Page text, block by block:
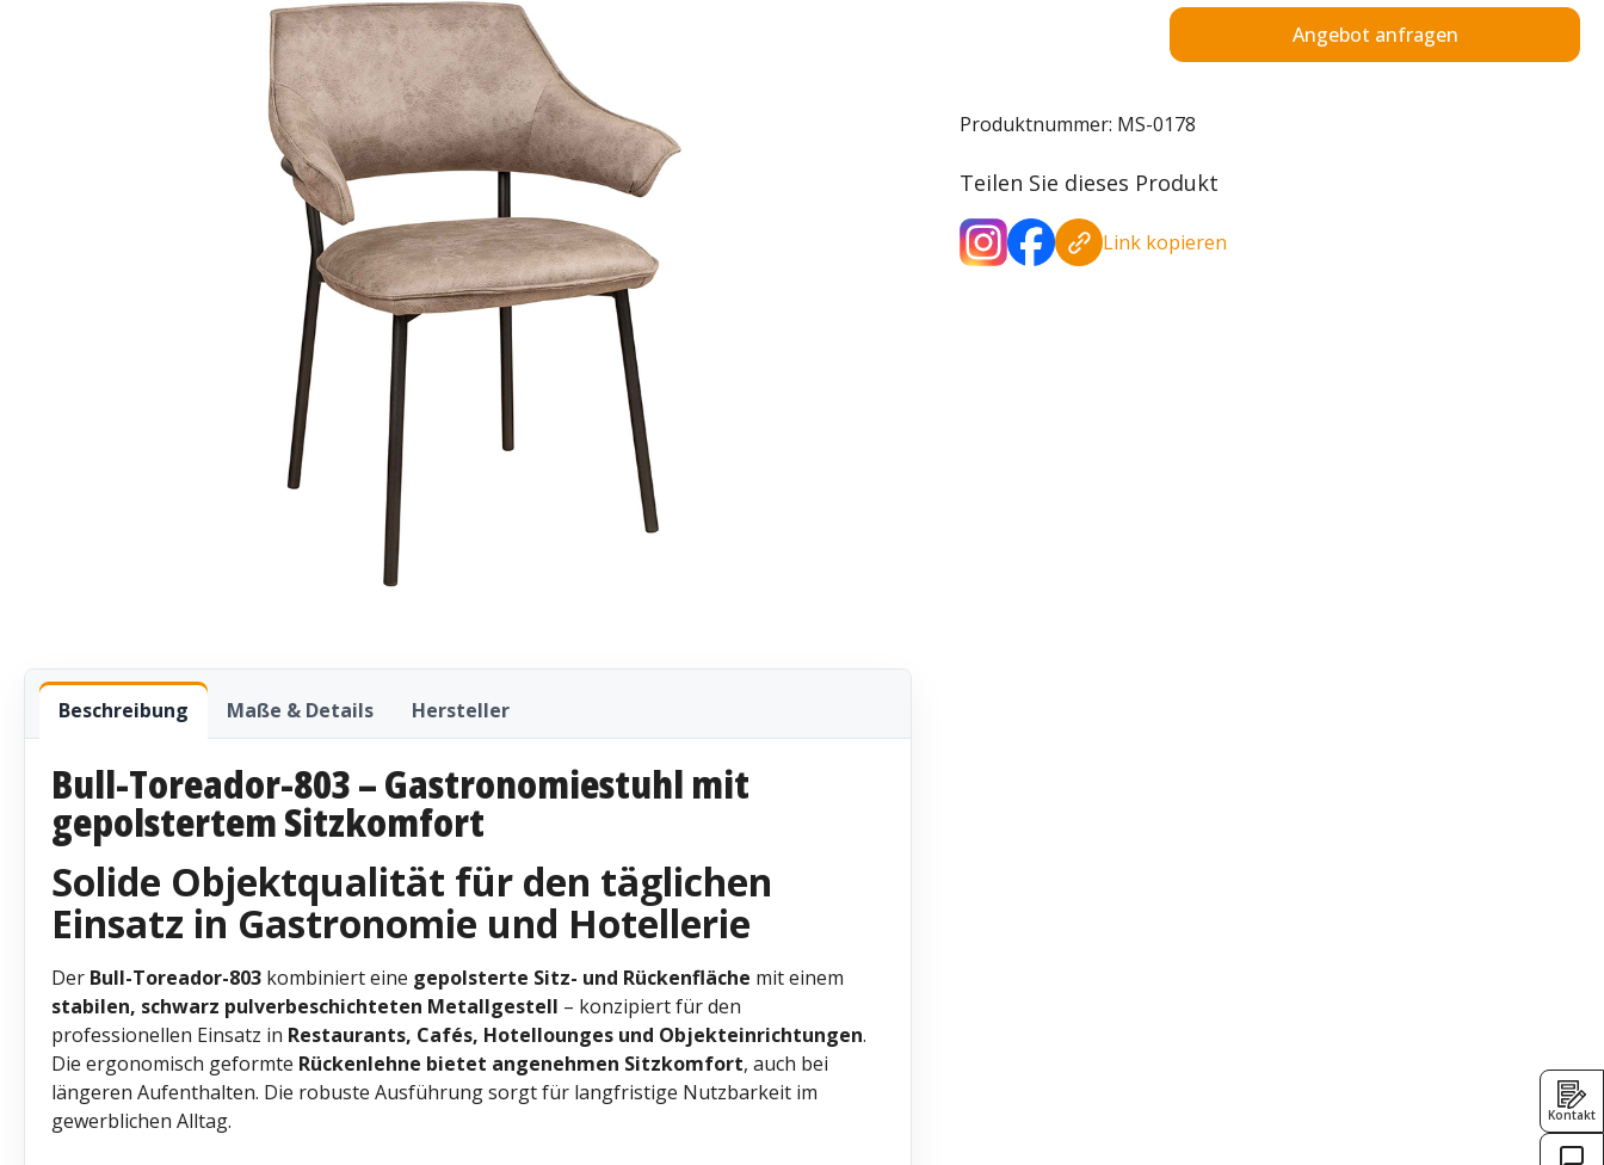
Angebot anfragen
Produktnummer: MS-0178
Teilen Sie dieses Produkt
Link kopieren
Beschreibung Maße & Details Hersteller
Bull-Toreador-803 – Gastronomiestuhl mit
gepolstertem Sitzkomfort
Solide Objektqualität für den täglichen
Einsatz in Gastronomie und Hotellerie
Der Bull-Toreador-803 kombiniert eine gepolsterte Sitz- und Rückenfläche mit einem
stabilen, schwarz pulverbeschichteten Metallgestell – konzipiert für den
professionellen Einsatz in Restaurants, Cafés, Hotellounges und Objekteinrichtungen.
Die ergonomisch geformte Rückenlehne bietet angenehmen Sitzkomfort, auch bei
längeren Aufenthalten. Die robuste Ausführung sorgt für langfristige Nutzbarkeit im
gewerblichen Alltag.
Kontakt